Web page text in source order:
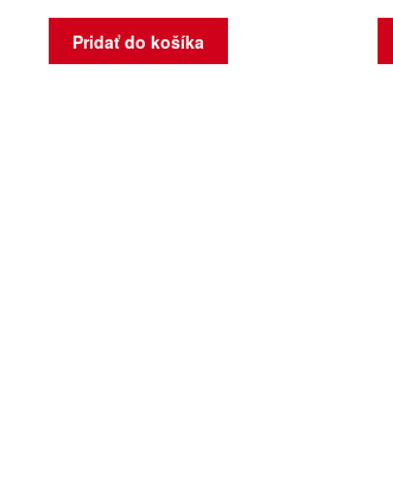
Pridať do košíka